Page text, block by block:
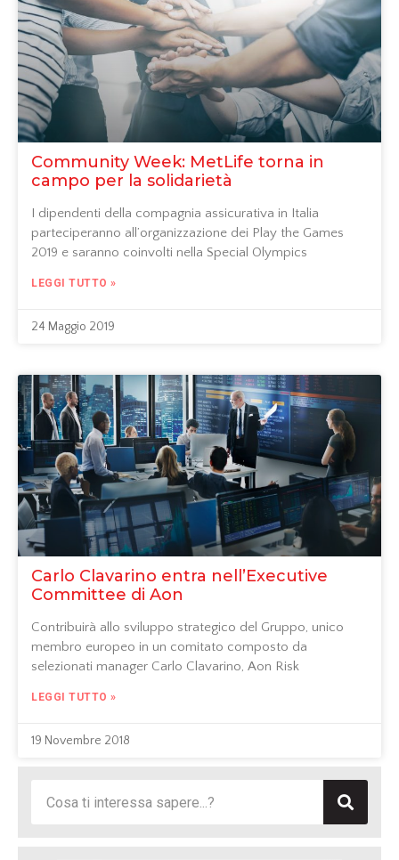
Community Week: MetLife torna in
campo per la solidarietà
I dipendenti della compagnia assicurativa in Italia
parteciperanno all’organizzazione dei Play the Games
2019 e saranno coinvolti nella Special Olympics
LEGGI TUTTO »
24 Maggio 2019
Carlo Clavarino entra nell’Executive
Committee di Aon
Contribuirà allo sviluppo strategico del Gruppo, unico
membro europeo in un comitato composto da
selezionati manager Carlo Clavarino, Aon Risk
LEGGI TUTTO »
19 Novembre 2018